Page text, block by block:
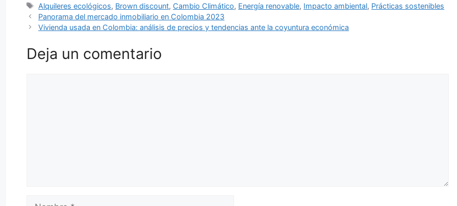
Etiquetas
Alquileres ecológicos, Brown discount, Cambio Climático, Energía renovable, Impacto ambiental, Prácticas sostenibles
Panorama del mercado inmobiliario en Colombia 2023
Vivienda usada en Colombia: análisis de precios y tendencias ante la coyuntura económica
Deja un comentario
Nombre